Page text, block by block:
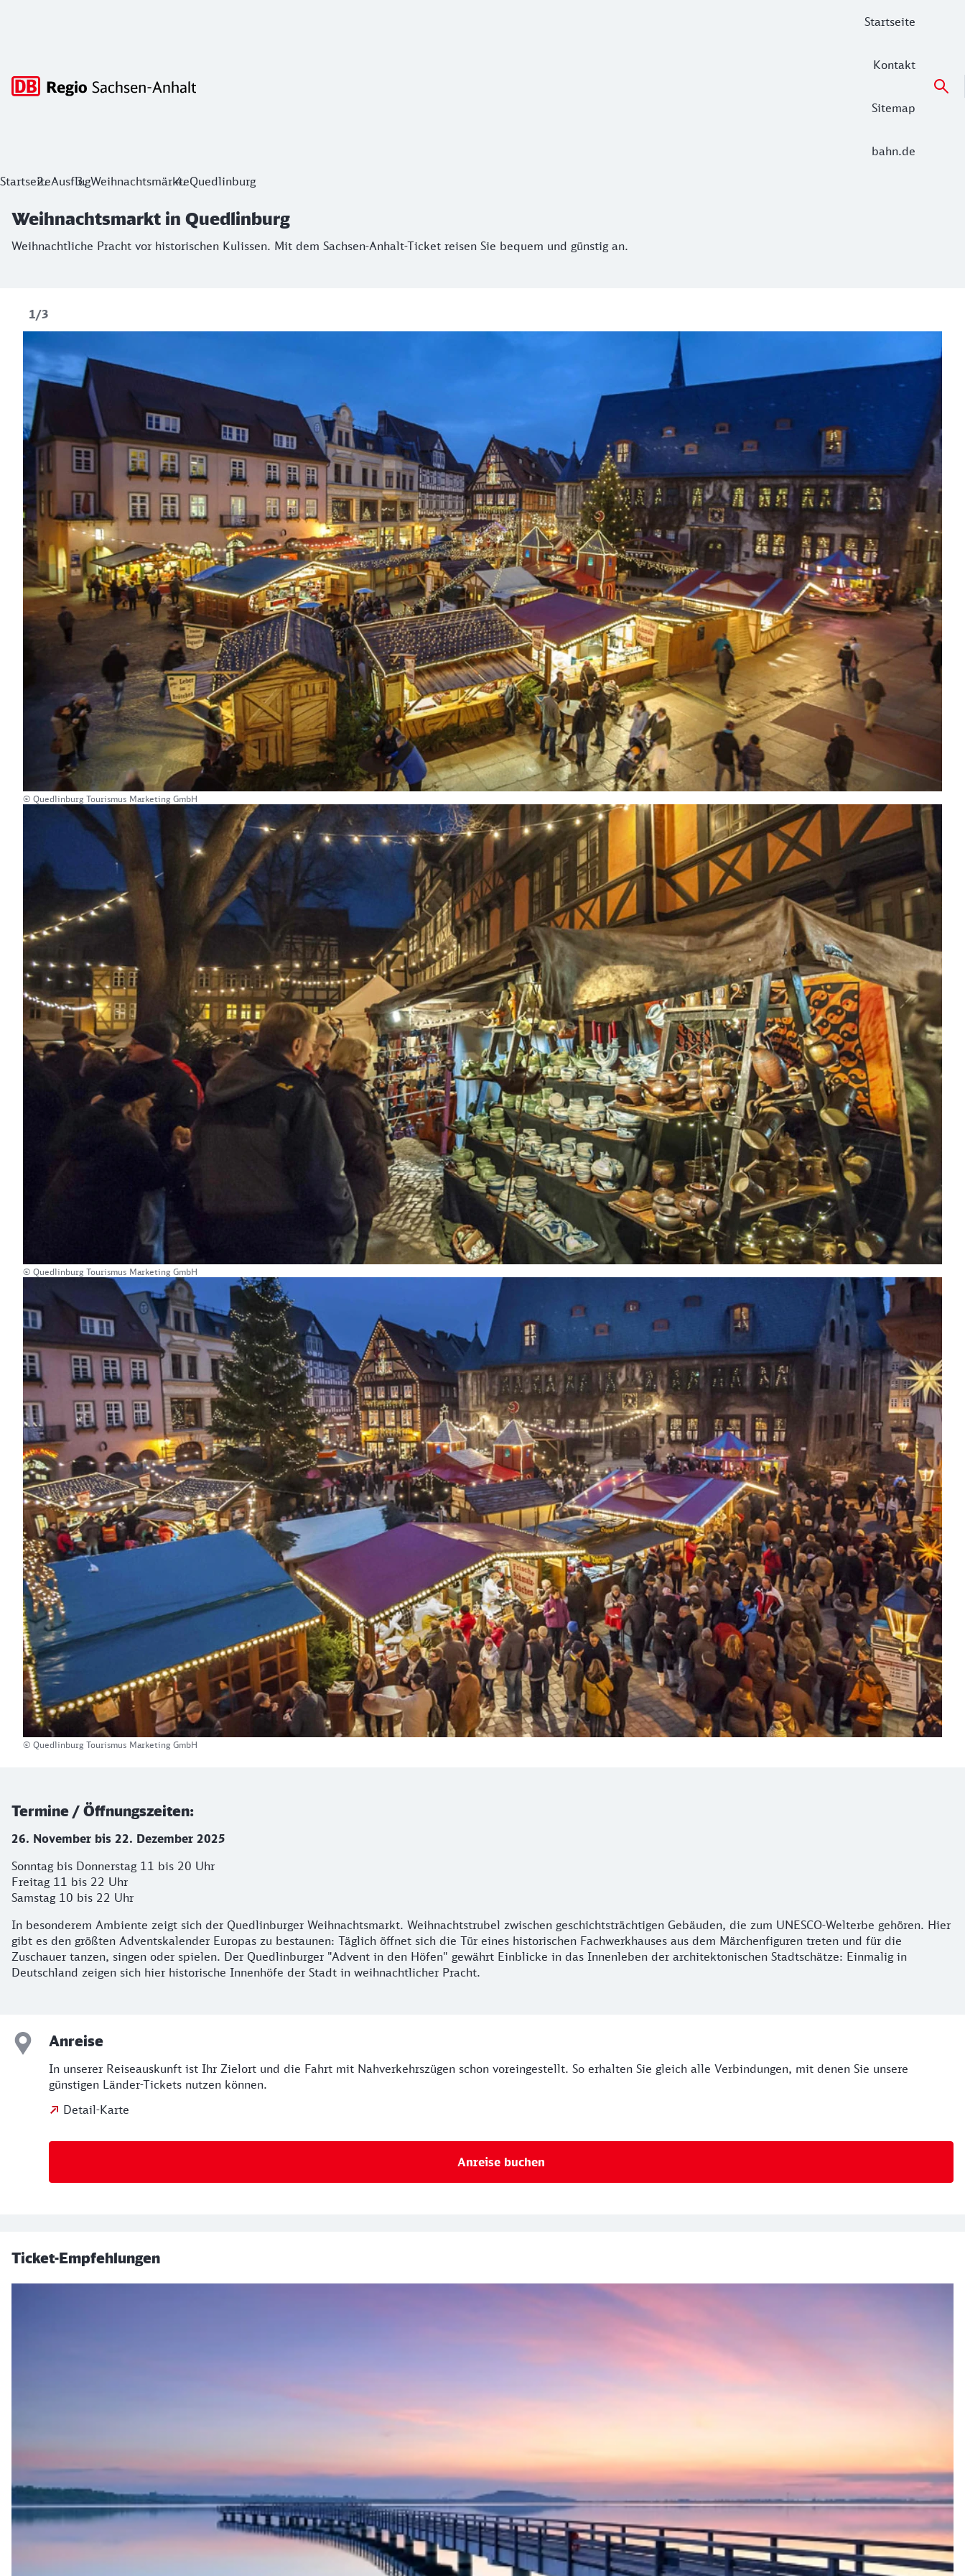
Startseite
Kontakt
Sitemap
bahn.de
Weihnachtsmarkt in Quedlinburg
StartseiteAusflugWeihnachtsmärkteQuedlinburg
Weihnachtsmarkt in Quedlinburg
Weihnachtliche Pracht vor historischen Kulissen. Mit dem Sachsen-Anhalt-Ticket reisen Sie bequem und günstig an.
1/3
© Quedlinburg Tourismus Marketing GmbH
© Quedlinburg Tourismus Marketing GmbH
© Quedlinburg Tourismus Marketing GmbH
Termine / Öffnungszeiten:
26. November bis 22. Dezember 2025
Sonntag bis Donnerstag 11 bis 20 Uhr
Freitag 11 bis 22 Uhr
Samstag 10 bis 22 Uhr
In besonderem Ambiente zeigt sich der Quedlinburger Weihnachtsmarkt. Weihnachtstrubel zwischen geschichtsträchtigen Gebäuden, die zum UNESCO-Welterbe gehören. Hier
gibt es den größten Adventskalender Europas zu bestaunen: Täglich öffnet sich die Tür eines historischen Fachwerkhauses aus dem Märchenfiguren treten und für die
Zuschauer tanzen, singen oder spielen. Der Quedlinburger "Advent in den Höfen" gewährt Einblicke in das Innenleben der architektonischen Stadtschätze: Einmalig in
Deutschland zeigen sich hier historische Innenhöfe der Stadt in weihnachtlicher Pracht.
Anreise
In unserer Reiseauskunft ist Ihr Zielort und die Fahrt mit Nahverkehrszügen schon voreingestellt. So erhalten Sie gleich alle Verbindungen, mit denen Sie unsere
günstigen Länder-Tickets nutzen können.
Detail-Karte
Anreise buchen
Ticket-Empfehlungen